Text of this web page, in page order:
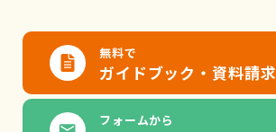
無料で
ガイドブック・資料請求
フォームから